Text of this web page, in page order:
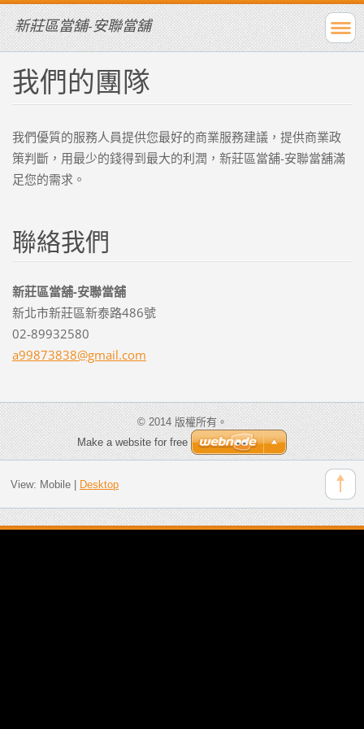
新莊區當舖-安聯當舖
我們的團隊
我們優質的服務人員提供您最好的商業服務建議，提供商業政
策判斷，用最少的錢得到最大的利潤，新莊區當舖-安聯當舖滿
足您的需求。
聯絡我們
新莊區當舖-安聯當舖
新北市新莊區新泰路486號
02-89932580
a99873838@gmail.com
© 2014 版權所有。
Make a website for free
View: Mobile| Desktop